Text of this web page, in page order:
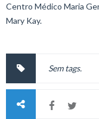
Centro Médico Maria
Mary Kay.
Sem tags.